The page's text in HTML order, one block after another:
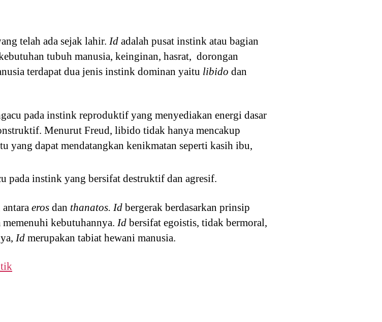
telah ada sejak lahir. Id adalah pusat instink atau bagian
tubuh manusia, keinginan, hasrat, dorongan
terdapat dua jenis instink dominan yaitu libido dan
pada instink reproduktif yang menyediakan energi dasar
Menurut Freud, libido tidak hanya mencakup
yang dapat mendatangkan kenikmatan seperti kasih ibu,
pada instink yang bersifat destruktif dan agresif.
eros dan thanatos. Id bergerak berdasarkan prinsip
kebutuhannya. Id bersifat egoistis, tidak bermoral,
Id merupakan tabiat hewani manusia.